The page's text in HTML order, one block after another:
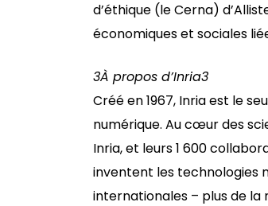
d’éthique (le Cerna)
économiques et sociales
3À propos d’Inria3
Créé en 1967, Inria est le
numérique. Au cœur des
Inria, et leurs 1 600
inventent les technologies
internationales – plus de